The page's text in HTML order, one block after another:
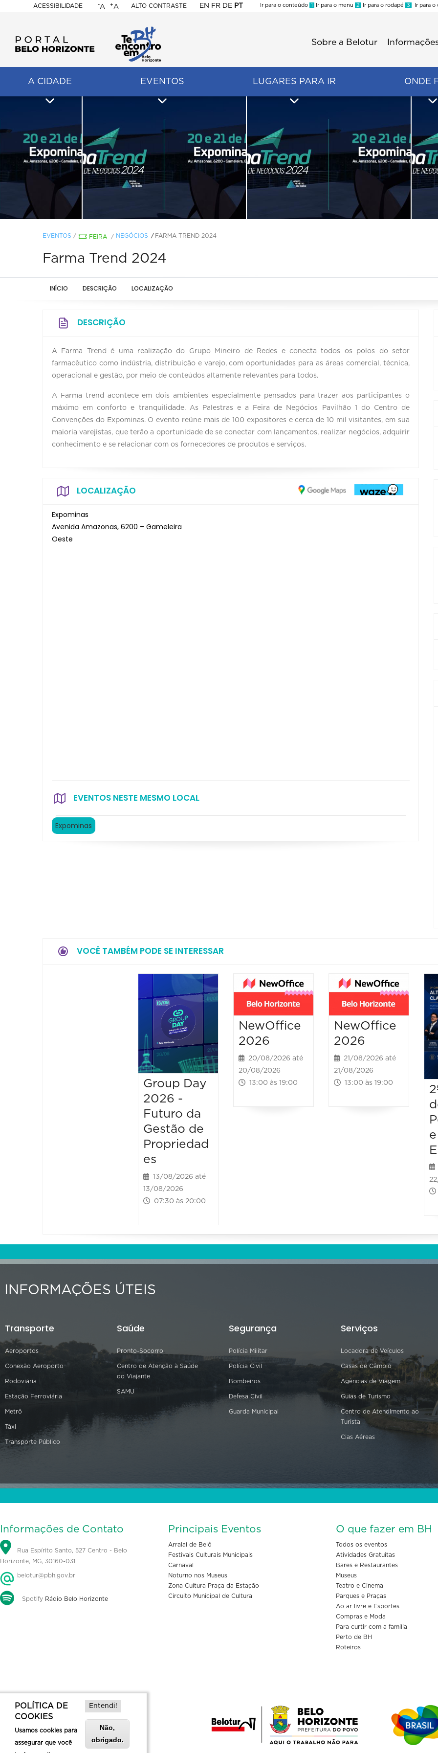
ACESSIBILIDADE
BELO
HORIZONTE
-A +A ALTO CONTRASTE EN FR DE PT
Ir para o conteúdo 1 Ir para o menu 2 Ir para o rodapé 3 Ir para o
Sobre a Belotur
A CIDADE EVENTOS LUGARES PARA IR ONDE
EVENTOS / FEIRA / NEGÓCIOS FARMA TREND 2024
Farma Trend 2024
INÍCIO DESCRIÇÃO LOCALIZAÇÃO
DESCRIÇÃO
A Farma Trend é uma realização do Grupo Mineiro de Redes e conecta todos os polos do setor
farmacêutico como indústria, distribuição e varejo, com oportunidades para as áreas comercial, técnica,
operacional e gestão, por meio de conteúdos altamente relevantes para todos.
A Farma trend acontece em dois ambientes especialmente pensados para trazer aos participantes o
máximo em conforto e tranquilidade. As Palestras e a Feira de Negócios Pavilhão 1 do Centro de
Convenções do Expominas. O evento reúne mais de 100 expositores e cerca de 10 mil visitantes, em sua
maioria varejistas, que terão a oportunidade de se conectar com lançamentos, realizar negócios, adquirir
conhecimento e se relacionar com os fornecedores de produtos e serviços.
LOCALIZAÇÃO
Expominas
Avenida Amazonas, 6200 – Gameleira
Oeste
EVENTOS NESTE MESMO LOCAL
Expominas
VOCÊ TAMBÉM PODE SE INTERESSAR
Group Day
2026 -
Futuro da
Gestão de
Propriedad
es
13/08/2026 até
13/08/2026
07:30 às 20:00
NewOffice
2026
20/08/2026 até
20/08/2026
13:00 às 19:00
NewOffice
2026
21/08/2026 até
21/08/2026
13:00 às 19:00
INFORMAÇÕES ÚTEIS
Transporte
Aeroportos
Conexão Aeroporto
Rodoviária
Estação Ferroviária
Metrô
Táxi
Transporte Público
Saúde
Pronto-Socorro
Centro de Atenção à Saúde
do Viajante
SAMU
Segurança
Polícia Militar
Polícia Civil
Bombeiros
Defesa Civil
Guarda Municipal
Serviços
Locadora de Veículos
Casas de Câmbio
Agências de Viagem
Guias de Turismo
Centro de Atendimento ao
Turista
Cias Aéreas
Informações de Contato
Rua Espírito Santo, 527 Centro - Belo
Horizonte, MG, 30160-031
belotur@pbh.gov.br
Spotify Rádio Belo Horizonte
Principais Eventos
Arraial de Belô
Festivais Culturais Municipais
Carnaval
Noturno nos Museus
Zona Cultura Praça da Estação
Circuito Municipal de Cultura
O que fazer em BH
Todos os eventos
Atividades Gratuitas
Bares e Restaurantes
Museus
Teatro e Cinema
Parques e Praças
Ao ar livre e Esportes
Compras e Moda
Para curtir com a familia
Perto de BH
Roteiros
POLÍTICA DE
COOKIES
Usamos cookies para
assegurar que você
Entendi!
Não,
obrigado.